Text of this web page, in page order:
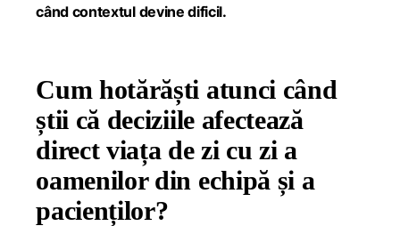
când contextul devine dificil.
Cum hotărăști atunci când
știi că deciziile afectează
direct viața de zi cu zi a
oamenilor din echipă și a
pacienților?